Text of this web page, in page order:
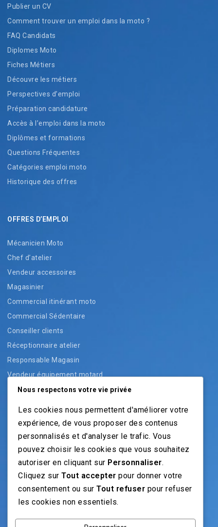
Publier un CV
Comment trouver un emploi dans la moto ?
FAQ Candidats
Diplomes Moto
Fiches Métiers
Découvre les métiers
Perspectives d’emploi
Préparation candidature
Accès à l’emploi dans la moto
Diplômes et formations
Questions Fréquentes
Catégories emploi moto
Historique des offres
OFFRES D’EMPLOI
Mécanicien Moto
Chef d’atelier
Vendeur accessoires
Magasinier
Commercial itinérant moto
Commercial Sédentaire
Conseiller clients
Réceptionnaire atelier
Responsable Magasin
Vendeur équipement motard
Vendeur pièces
Vendeur véhicules occasion
NOS GUIDES
Recrutement moto: Le guide pour recruteurs
Nous respectons votre vie privée
Les cookies nous permettent d'améliorer votre
expérience, de vous proposer des contenus
personnalisés et d'analyser le trafic. Vous
pouvez choisir les cookies que vous souhaitez
autoriser en cliquant sur Personnaliser.
Cliquez sur Tout accepter pour donner votre
consentement ou sur Tout refuser pour refuser
les cookies non essentiels.